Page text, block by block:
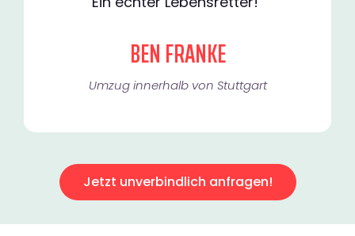
BEN FRANKE
Umzug innerhalb von Stuttgart​
Jetzt unverbindlich anfragen!